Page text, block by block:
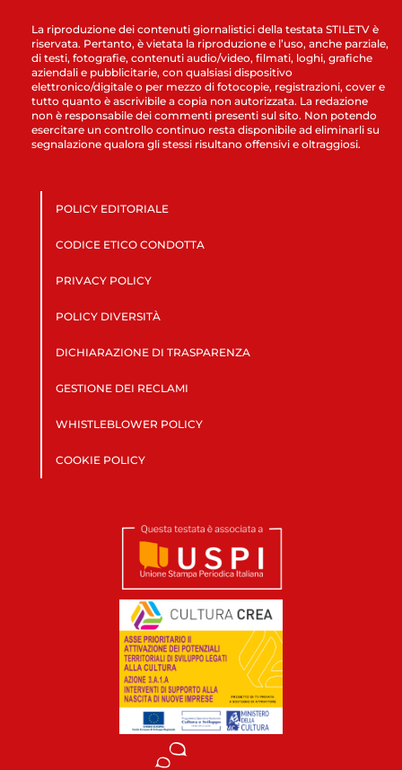
La riproduzione dei contenuti giornalistici della testata STILETV è
riservata. Pertanto, è vietata la riproduzione e l’uso, anche parziale,
di testi, fotografie, contenuti audio/video, filmati, loghi, grafiche
aziendali e pubblicitarie, con qualsiasi dispositivo
elettronico/digitale o per mezzo di fotocopie, registrazioni, cover e
tutto quanto è ascrivibile a copia non autorizzata. La redazione
non è responsabile dei commenti presenti sul sito. Non potendo
esercitare un controllo continuo resta disponibile ad eliminarli su
segnalazione qualora gli stessi risultano offensivi e oltraggiosi.
POLICY EDITORIALE
CODICE ETICO CONDOTTA
PRIVACY POLICY
POLICY DIVERSITÀ
DICHIARAZIONE DI TRASPARENZA
GESTIONE DEI RECLAMI
WHISTLEBLOWER POLICY
COOKIE POLICY